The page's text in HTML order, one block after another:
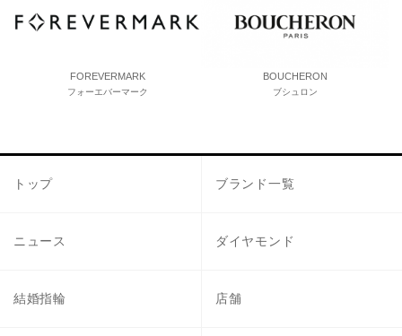
FOREVERMARK
フォーエバーマーク
BOUCHERON
ブシュロン
トップ ブランド一覧
ニュース ダイヤモンド
結婚指輪 店舗